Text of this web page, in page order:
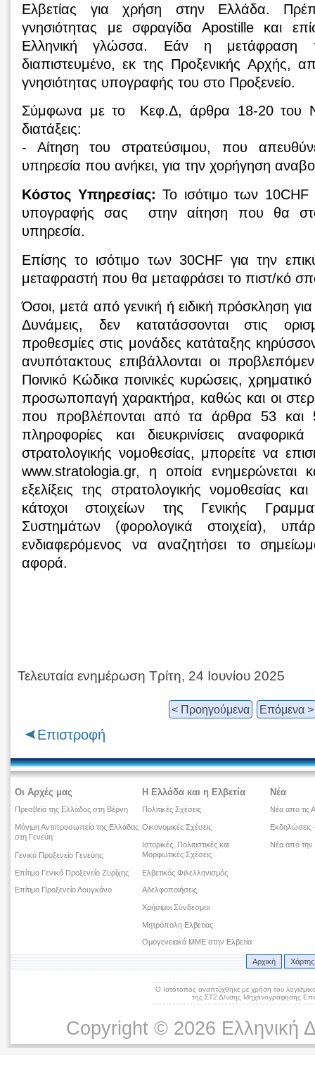
Ελβετίας για χρήση στην Ελλάδα.
γνησιότητας με σφραγίδα Αpostille και
Ελληνική γλώσσα. Εάν η μετάφραση
διαπιστευμένο, εκ της Προξενικής Αρχής,
γνησιότητας υπογραφής του στο Προξενείο.
Σύμφωνα με το Κεφ.Δ, άρθρα 18-20 του
διατάξεις:
- Αίτηση του στρατεύσιμου, που
υπηρεσία που ανήκει, για την χορήγηση
Κόστος Υπηρεσίας: Το ισότιμο των
υπογραφής σας στην αίτηση που θα
υπηρεσία.
Επίσης το ισότιμο των 30CHF για την
μεταφραστή που θα μεταφράσει το πιστ/κό
Όσοι, μετά από γενική ή ειδική πρόσκληση
Δυνάμεις, δεν κατατάσσονται στις
προθεσμίες στις μονάδες κατάταξης
ανυπότακτους επιβάλλονται οι
Ποινικό Κώδικα ποινικές κυρώσεις,
προσωποπαγή χαρακτήρα, καθώς και οι
που προβλέπονται από τα άρθρα 53 και
πληροφορίες και διευκρινίσεις
στρατολογικής νομοθεσίας, μπορείτε να
www.stratologia.gr, η οποία ενημερώνεται
εξελίξεις της στρατολογικής νομοθεσίας
κάτοχοι στοιχείων της Γενικής
Συστημάτων (φορολογικά στοιχεία),
ενδιαφερόμενος να αναζητήσει το
αφορά.
Τελευταία ενημέρωση Τρίτη, 24 Ιουνίου 2025
< Προηγούμενα Επόμενα >
Επιστροφή
Οι Αρχές μας
Πρεσβεία της Ελλάδος στη Βέρνη
Μόνιμη Αντιπροσωπεία της Ελλάδας
στη Γενεύη
Γενικό Προξενείο Γενεύης
Επίτιμο Γενικό Προξενείο Ζυρίχης
Επίτιμο Προξενείο Λουγκάνο
Η Ελλάδα και η Ελβετία
Πολιτικές Σχέσεις
Οικονομικές Σχέσεις
Ιστορικές, Πολιτιστικές και
Μορφωτικές Σχέσεις
Ελβετικός Φιλελληνισμός
Αδελφοποιήσεις
Χρήσιμοι Σύνδεσμοι
Μητρόπολη Ελβετίας
Ομογενειακά ΜΜΕ στην Ελβετία
Νέα
Νέα απο τις
Εκδηλώσεις
Νέα από την
Αρχική
Ο Ιστότοπος αναπτύχθηκε με χρήση του
της ΣΤ2 Δ/νσης Μηχανογράφησης
Copyright © 2026 Ελληνική